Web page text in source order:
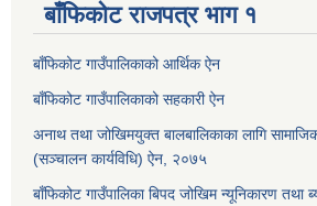
बाँफिकोट राजपत्र भाग १
बाँफिकोट गाउँपालिकाको आर्थिक ऐन
बाँफिकोट गाउँपालिकाको सहकारी ऐन
अनाथ तथा जोखिमयुक्त बालबालिकाका लागि
(सञ्चालन कार्यविधि) ऐन, २०७५
बाँफिकोट गाउँपालिका बिपद जोखिम न्यूनिकारण